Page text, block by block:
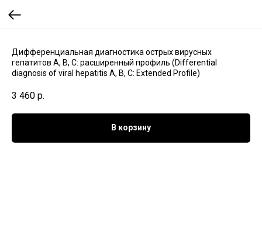
Дифференциальная диагностика острых вирусных
гепатитов A, B, C: расширенный профиль (Differential
diagnosis of viral hepatitis A, B, C: Extended Profile)
3 460 р.
В корзину